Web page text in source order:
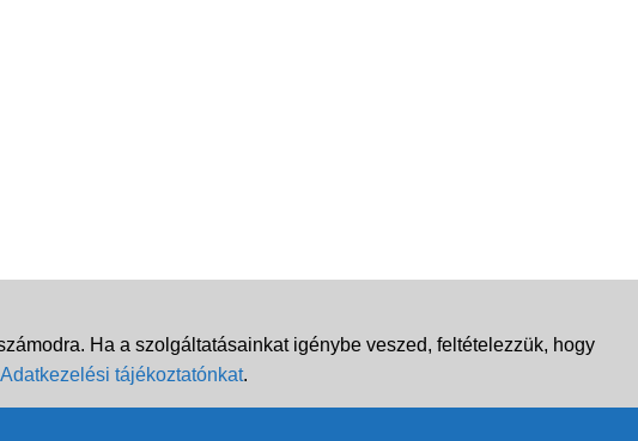
Ha a szolgáltatásainkat igénybe veszed, feltételezzük, hogy
Adatkezelési tájékoztatónkat.